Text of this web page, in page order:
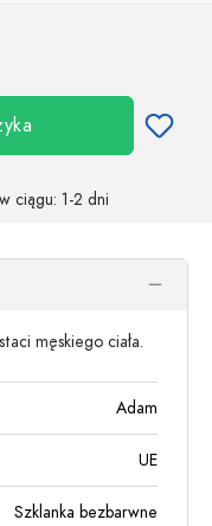
ciągu: 1-2 dni
męskiego ciała.
Adam
UE
Szklanka bezbarwne